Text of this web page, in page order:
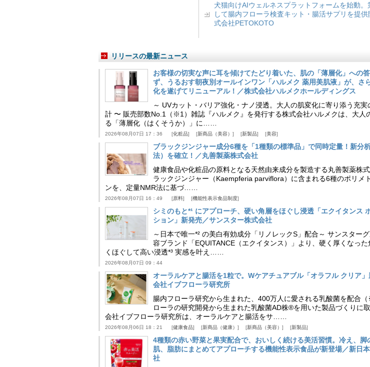
犬猫向けAIウェルネスプラットフォームを始動。
して腸内フローラ検査キット・腸活サプリを提
式会社PETOKOTO
リリースの最新ニュース
お客様の切実な声に耳を傾けてたどり着いた、肌の「薄層化」への
ず、うるおす朝夜別オールインワン「ハルメク 薬用美肌液」が、さ
化を遂げてリニューアル！／株式会社ハルメクホールディングス
～ UVカット・バリア強化・ナノ浸透。大人の肌変化に寄り添う充実
計 〜 販売部数No.1（※1）雑誌『ハルメク』を発行する株式会社ハルメクは、大人
る「薄層化（はくそうか）」に……
2026年08月07日 17：36 化粧品 新商品（美容） 新製品 美容
ブラックジンジャー成分6種を「1種類の標準品」で同時定量！新分
法）を確立！／丸善製薬株式会社
健康食品や化粧品の原料となる天然由来成分を製造する丸善製薬株
ラックジンジャー（Kaempferia parviflora）に含まれる6種のポリメ
ンを、定量NMR法に基づ……
2026年08月07日 16：49 原料 機能性表示食品制度
シミのもと*¹ にアプローチ、硬い角層をほぐし浸透「エクイタンス
ション」新発売／サンスター株式会社
～日本で唯一*² の美白有効成分「リノレックS」配合～ サンスター
容ブランド「EQUITANCE（エクイタンス）」より、硬く厚くなっ
くほぐして高い浸透*³ 実感を叶え……
2026年08月07日 09：44
オーラルケアと腸活を1粒で。Wケアチュアブル「オラフル クリア
会社イブフローラ研究所
腸内フローラ研究から生まれた、400万人に愛される乳酸菌を配合
ローラの研究開発から生まれた乳酸菌AD株®を用いた製品づくりに
会社イブフローラ研究所は、オーラルケアと腸活をサ……
2026年08月06日 18：21 健康食品 新商品（健康） 新商品（美容） 新製品
4種類の赤い野菜と果実配合で、おいしく続ける美活習慣。冷え、脚
肌、脂肪にまとめてアプローチする機能性表示食品が新登場／新日
社